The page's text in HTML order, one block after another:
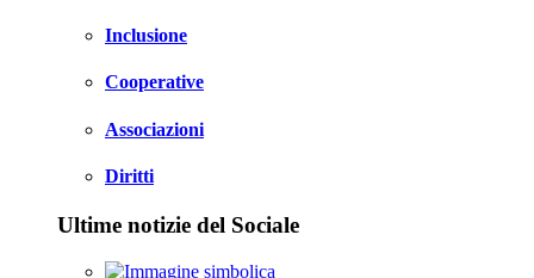
Inclusione
Cooperative
Associazioni
Diritti
Ultime notizie del Sociale